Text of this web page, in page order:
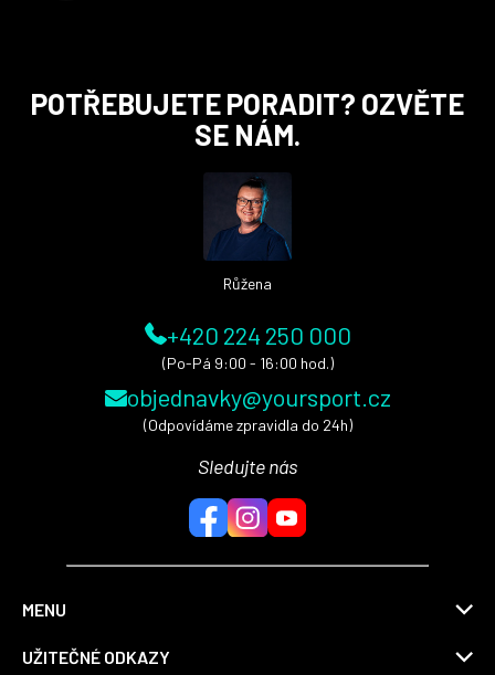
POTŘEBUJETE PORADIT? OZVĚTE
SE NÁM.
Růžena
+420 224 250 000
(Po-Pá 9:00 - 16:00 hod.)
objednavky@yoursport.cz
(Odpovídáme zpravidla do 24h)
Sledujte nás
MENU
UŽITEČNÉ ODKAZY